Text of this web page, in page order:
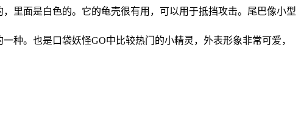
里面是白色的。它的龟壳很有用，可以用于抵挡攻击。尾巴像小型
种。也是口袋妖怪GO中比较热门的小精灵，外表形象非常可爱，